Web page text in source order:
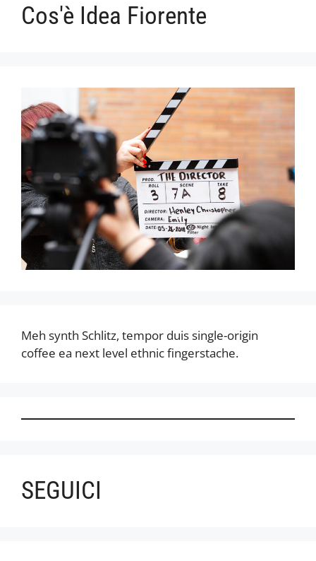
Cos'è Idea Fiorente
Meh synth Schlitz, tempor duis single-origin
coffee ea next level ethnic fingerstache.
SEGUICI